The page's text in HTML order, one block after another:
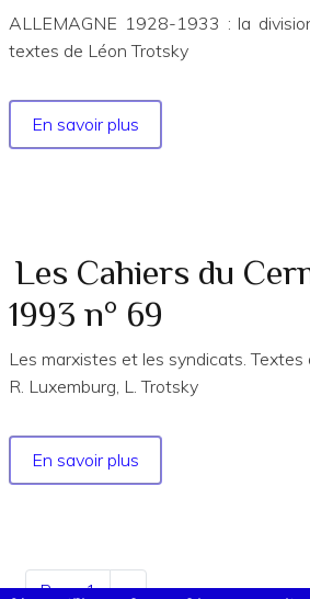
EXTRAITS
ALLEMAGNE 1928-1933 : la
textes de Léon Trotsky
En savoir plus
Les
année
2023
n°
EXTRAITS
Les Cahiers du
1993 n° 69
Les marxistes et les syndicats. Textes
R. Luxemburg, L. Trotsky
En savoir plus
Les
Cermtri
Pagination
Page 1 Page
››